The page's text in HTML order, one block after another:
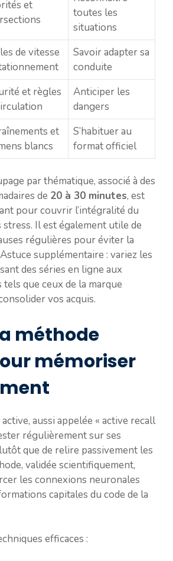
et
toutes les
situations
de vitesse
Savoir adapter sa
conduite
et règles
Anticiper les
dangers
et
blancs
S’habituer au
format officiel
par thématique, associé à des
de 20 à 30 minutes, est
pour couvrir l’intégralité du
stress. Il est également utile de
régulières pour éviter la
supplémentaire : variez les
des séries en ligne aux
que ceux de la marque
vos acquis.
méthode
mémoriser
aussi appelée « active recall
régulièrement sur ses
que de relire passivement les
validée scientifiquement,
les connexions neuronales
capitales du code de la
efficaces :